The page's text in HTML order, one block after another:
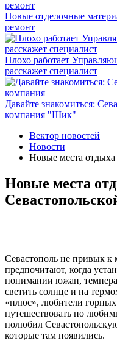
Новые отделочные
ремонт
Плохо работает
расскажет специалист
Давайте знакомиться:
компания "Шик"
Вектор новостей
Новости
Новые места отдыха
Новые места
Севастополь не привык к
предпочитают, когда
понимании южан,
светить солнце и на
«плюс», любители горных
путешествовать по
полюбил
которые там появились.